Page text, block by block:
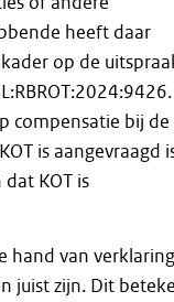
heeft daar
op de
compensatie bij de
is aangevraagd
KOT is
hand van
juist zijn. Dit